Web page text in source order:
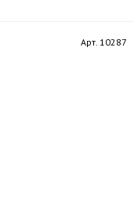
Арт. 10287